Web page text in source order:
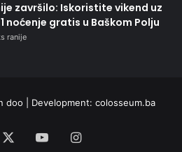
završilo: Iskoristite vikend uz
noćenje gratis u Baškom Polju
ranije
doo | Development: colosseum.ba
YouTubeInstagram